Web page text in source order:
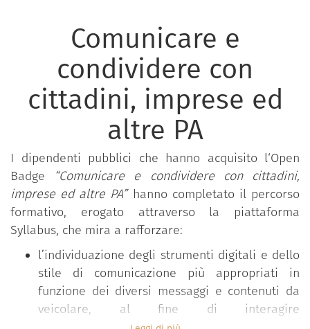
Comunicare e
condividere con
cittadini, imprese ed
altre PA
I dipendenti pubblici che hanno acquisito l‘Open
Badge
“Comunicare e condividere con cittadini,
imprese ed altre PA”hanno completato il percorso
formativo, erogato attraverso la piattaforma
Syllabus, che mira a rafforzare:
l’individuazione degli strumenti digitali e dello
stile di comunicazione più appropriati in
funzione dei diversi messaggi e contenuti da
veicolare, al fine di interagire